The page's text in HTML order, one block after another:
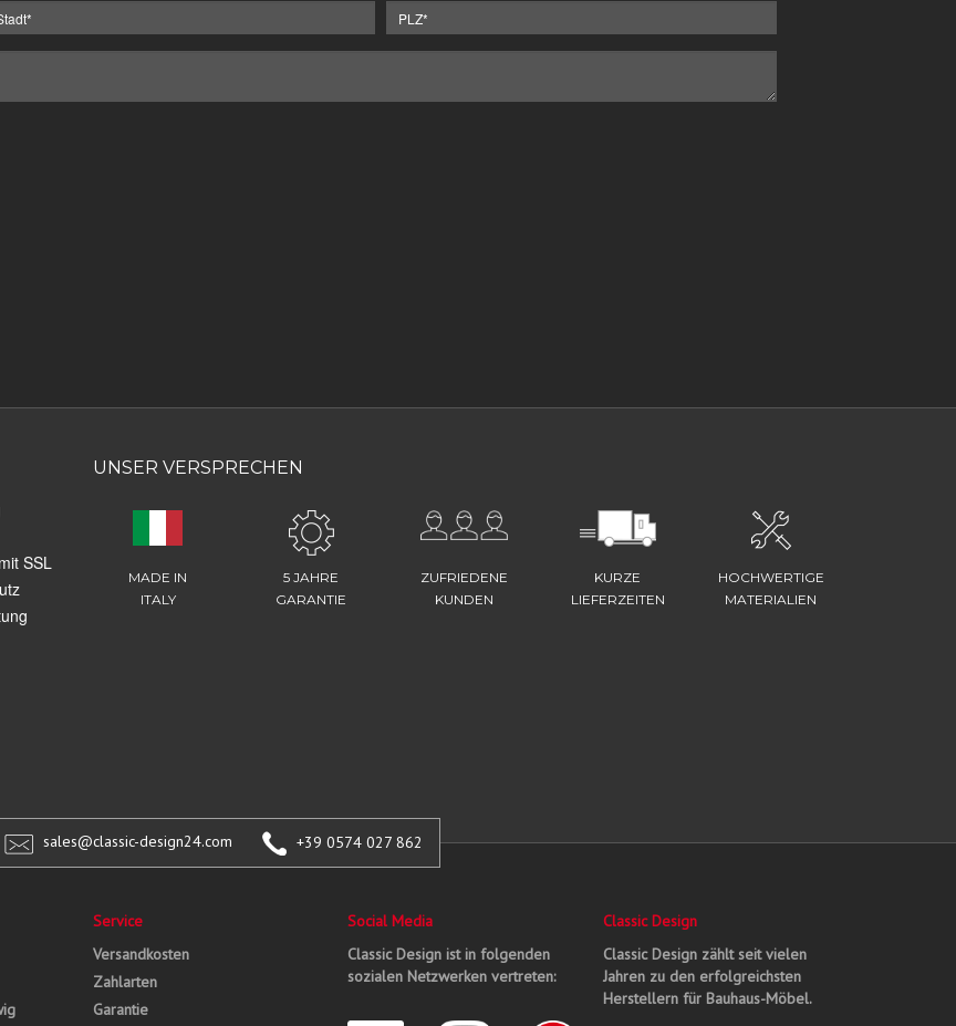
SSL
UNSER VERSPRECHEN
MADE IN
ITALY
5 JAHRE
GARANTIE
ZUFRIEDENE
KUNDEN
KURZE
LIEFERZEITEN
HOCHWERTIGE
MATERIALIEN
sales@classic-design24.com +39 0574 027 862
Service
Versandkosten
Zahlarten
Garantie
Social Media
Classic Design ist in folgenden
sozialen Netzwerken vertreten:
Classic Design
Classic Design zählt seit vielen
Jahren zu den erfolgreichsten
Herstellern für Bauhaus-Möbel.